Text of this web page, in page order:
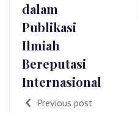
dalam
Publikasi
Ilmiah
Bereputasi
Internasional
Previous post